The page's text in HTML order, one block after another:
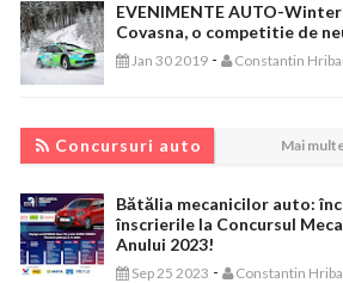
EVENIMENTE AUTO-
Covasna, o competitie de
Jan 30 2019 - Constantin
Concursuri auto Mai
Bătălia mecanicilor auto:
înscrierile la Concursul
Anului 2023!
Sep 25 2023 - Constantin